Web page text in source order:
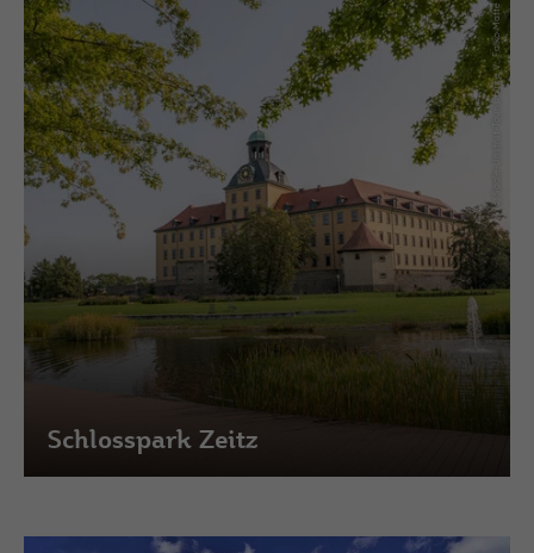
(c) Saale-Unstrut-Tourismus e.V., Falko Matte
Schlosspark Zeitz